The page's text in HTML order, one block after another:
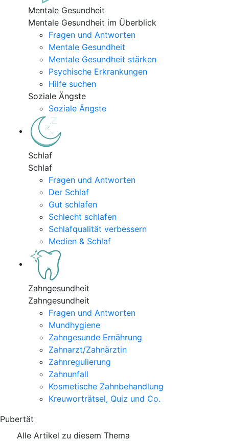
Mentale Gesundheit
Mentale Gesundheit im Überblick
Fragen und Antworten
Mentale Gesundheit
Mentale Gesundheit stärken
Psychische Erkrankungen
Hilfe suchen
Soziale Ängste
Soziale Ängste
Schlaf
Schlaf
Fragen und Antworten
Der Schlaf
Gut schlafen
Schlecht schlafen
Schlafqualität verbessern
Medien & Schlaf
Zahngesundheit
Zahngesundheit
Fragen und Antworten
Mundhygiene
Zahngesunde Ernährung
Zahnarzt/Zahnärztin
Zahnregulierung
Zahnunfall
Kosmetische Zahnbehandlung
Kreuworträtsel, Quiz und Co.
Pubertät
Alle Artikel zu diesem Thema